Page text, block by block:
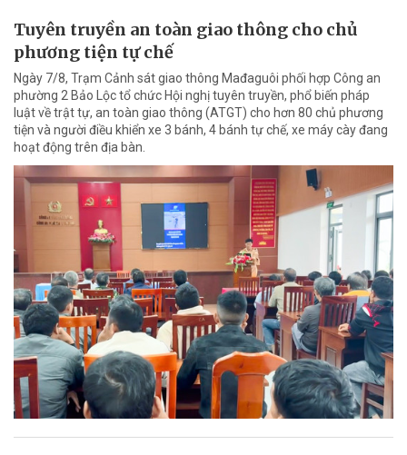
Tuyên truyền an toàn giao thông cho chủ
phương tiện tự chế
Ngày 7/8, Trạm Cảnh sát giao thông Mađaguôi phối hợp Công an
phường 2 Bảo Lộc tổ chức Hội nghị tuyên truyền, phổ biến pháp
luật về trật tự, an toàn giao thông (ATGT) cho hơn 80 chủ phương
tiện và người điều khiển xe 3 bánh, 4 bánh tự chế, xe máy cày đang
hoạt động trên địa bàn.